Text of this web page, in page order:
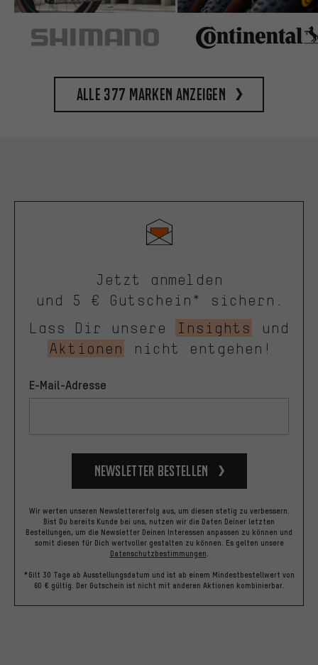
Alle 377 Marken anzeigen
Jetzt anmelden
und 5 € Gutschein* sichern.
Lass Dir unsere
Insights
und
Aktionen
nicht entgehen!
E-Mail-Adresse
Newsletter bestellen
Wir werten unseren Newslettererfolg aus, um diesen stetig zu verbessern.
Bist Du bereits Kunde bei uns, nutzen wir die Daten Deiner letzten
Bestellungen, um die Newsletter Deinen Interessen anpassen zu können und
somit diesen für Dich wertvoller gestalten zu können. Es gelten unsere
Datenschutzbestimmungen.
*Gilt 30 Tage ab Ausstellungsdatum und ist ab einem Mindestbestellwert von
60 € gültig. Der Gutschein ist nicht mit anderen Aktionen kombinierbar.